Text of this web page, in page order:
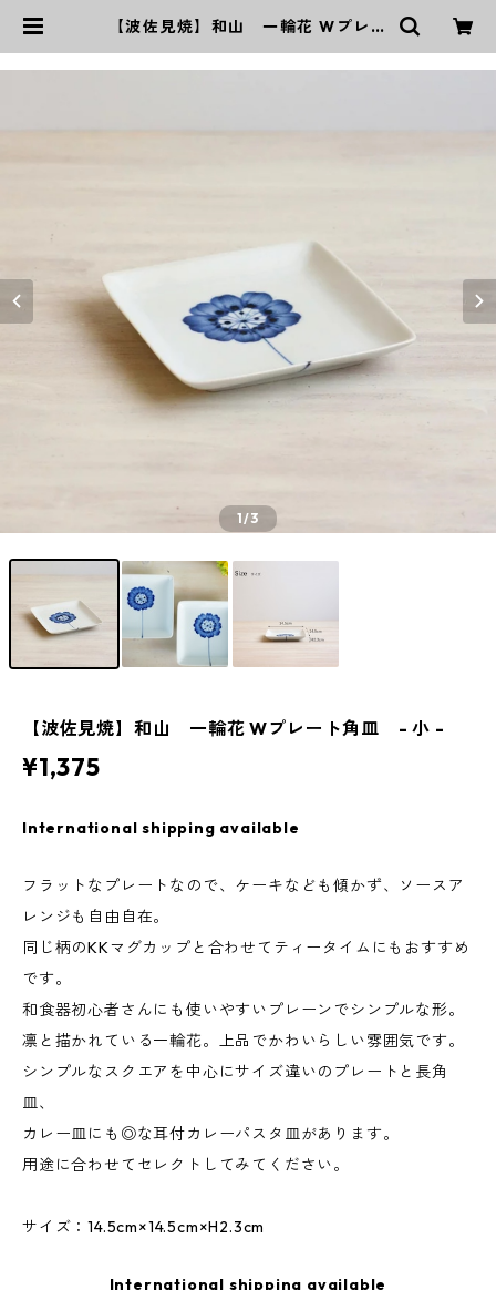
【波佐見焼】和山 一輪花 Wプレー
1/3
【波佐見焼】和山 一輪花 Wプレート角皿 - 小 -
¥1,375
International shipping available
フラットなプレートなので、ケーキなども傾かず、ソースア
レンジも自由自在。
同じ柄のKKマグカップと合わせてティータイムにもおすすめ
です。
和食器初心者さんにも使いやすいプレーンでシンプルな形。
凛と描かれている一輪花。上品でかわいらしい雰囲気です。
シンプルなスクエアを中心にサイズ違いのプレートと長角
皿、
カレー皿にも◎な耳付カレーパスタ皿があります。
用途に合わせてセレクトしてみてください。
サイズ：14.5cm×14.5cm×H2.3cm
International shipping available